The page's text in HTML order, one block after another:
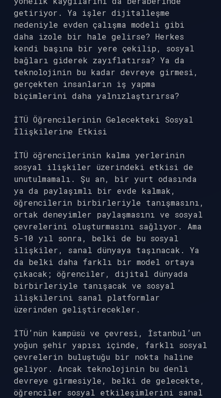
getiriyor. Ya işler dijitalleşme
nedeniyle evden çalışma modeli gibi
daha izole bir hale gelirse? Herkes
kendi başına bir yere çekilip, sosyal
bağları giderek zayıflatırsa? Ya da
teknolojinin bu kadar devreye girmesi,
gerçekten insanların iş yapma
biçimlerini daha yalnızlaştırırsa?
İTÜ Öğrencilerinin Gelecekteki Sosyal
İlişkilerine Etkisi
İTÜ öğrencilerinin kalma yerlerinin
sosyal ilişkiler üzerindeki etkisi de
unutulmamalı. Şu an, bir yurt odasında
ya da paylaşımlı bir evde kalmak,
öğrencilerin birbirleriyle tanışmasını,
ortak deneyimler paylaşmasını ve sosyal
çevrelerini oluşturmasını sağlıyor. Ama
5-10 yıl sonra, belki de bu sosyal
ilişkiler, sanal dünyaya taşınacak. Ya
da belki daha farklı bir model ortaya
çıkacak; öğrenciler, dijital dünyada
birbirleriyle tanışacak ve sosyal
ilişkilerini sanal platformlar
üzerinden geliştirecekler.
İTÜ’nün kampüsü ve çevresi, İstanbul’un
yoğun şehir yapısı içinde, farklı sosyal
çevrelerin buluştuğu bir nokta haline
geliyor. Ancak teknolojinin bu denli
devreye girmesiyle, belki de gelecekte,
öğrenciler sosyal etkileşimlerini sanal